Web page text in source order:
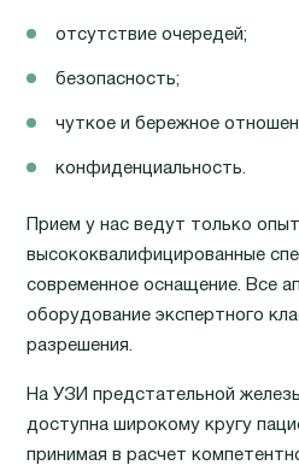
отсутствие очередей;
безопасность;
чуткое и бережное
конфиденциальность.
Прием у нас ведут только
высококвалифицированные
современное оснащение. Все
оборудование экспертного
разрешения.
На УЗИ предстательной
доступна широкому кругу
принимая в расчет